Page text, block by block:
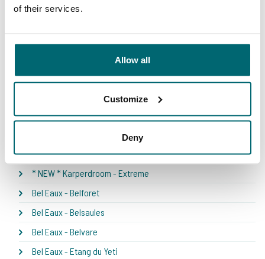
of their services.
Allow all
Customize
Deny
1 2 3 4
Unser Angebot
* NEW * Karperdroom - Artjeswiel
* NEW * Karperdroom - Extreme
Bel Eaux - Belforet
Bel Eaux - Belsaules
Bel Eaux - Belvare
Bel Eaux - Etang du Yeti